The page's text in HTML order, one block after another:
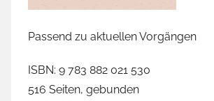
Passend zu aktuellen Vorgängen
ISBN: 9 783 882 021 530
516 Seiten, gebunden